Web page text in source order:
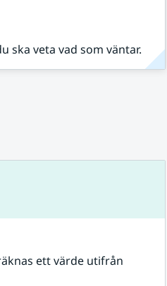
ska veta vad som väntar.
ett värde utifrån